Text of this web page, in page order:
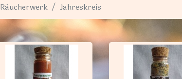
Räucherwerk Jahreskreis